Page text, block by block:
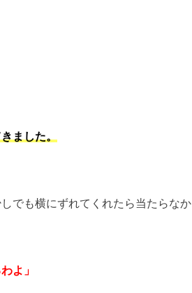
ました。
でも横にずれてくれたら当たらなか
よ」